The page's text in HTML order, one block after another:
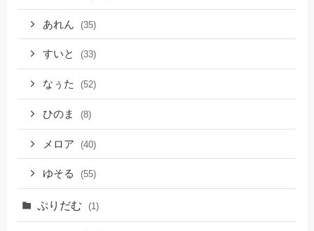
あれん (35)
すいと (33)
なぅた (52)
ひのま (8)
メロア (40)
ゆそる (55)
ぷりだむ (1)